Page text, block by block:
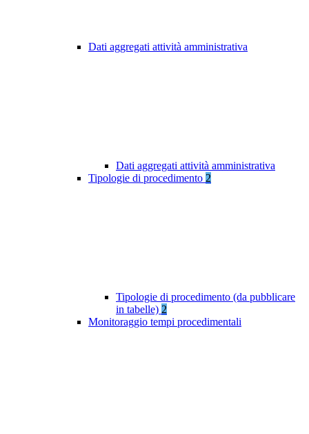
Dati aggregati attività amministrativa
Dati aggregati attività amministrativa
Tipologie di procedimento 2
Tipologie di procedimento (da pubblicare
in tabelle) 2
Monitoraggio tempi procedimentali